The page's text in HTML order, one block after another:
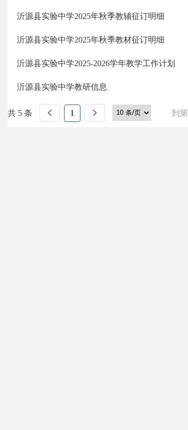
沂源县实验中学2025年秋季教辅征订明细
沂源县实验中学2025年秋季教材征订明细
沂源县实验中学2025-2026学年教学工作计划
沂源县实验中学教研信息
共 5 条 1 到第